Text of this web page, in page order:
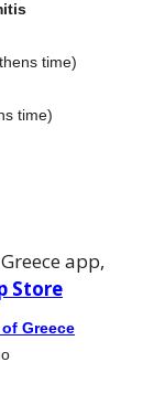
time)
time)
app,
Store
Greece